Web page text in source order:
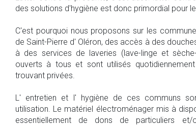
des solutions d'hygiène est donc primordial pour
C'est pourquoi nous proposons sur les
de Saint-Pierre d' Oléron, des accès à des
à des services de laveries (lave-linge et
ouverts à tous et sont utilisés
trouvant privées.
L' entretien et l' hygiène de ces communs
utilisation. Le matériel électroménager mis à
essentiellement de dons de particuliers